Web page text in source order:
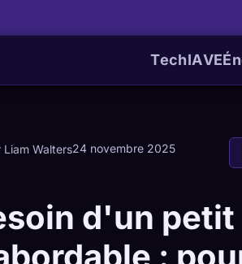
TechIAVE
Liam Walters24 novembre 2025
d'un